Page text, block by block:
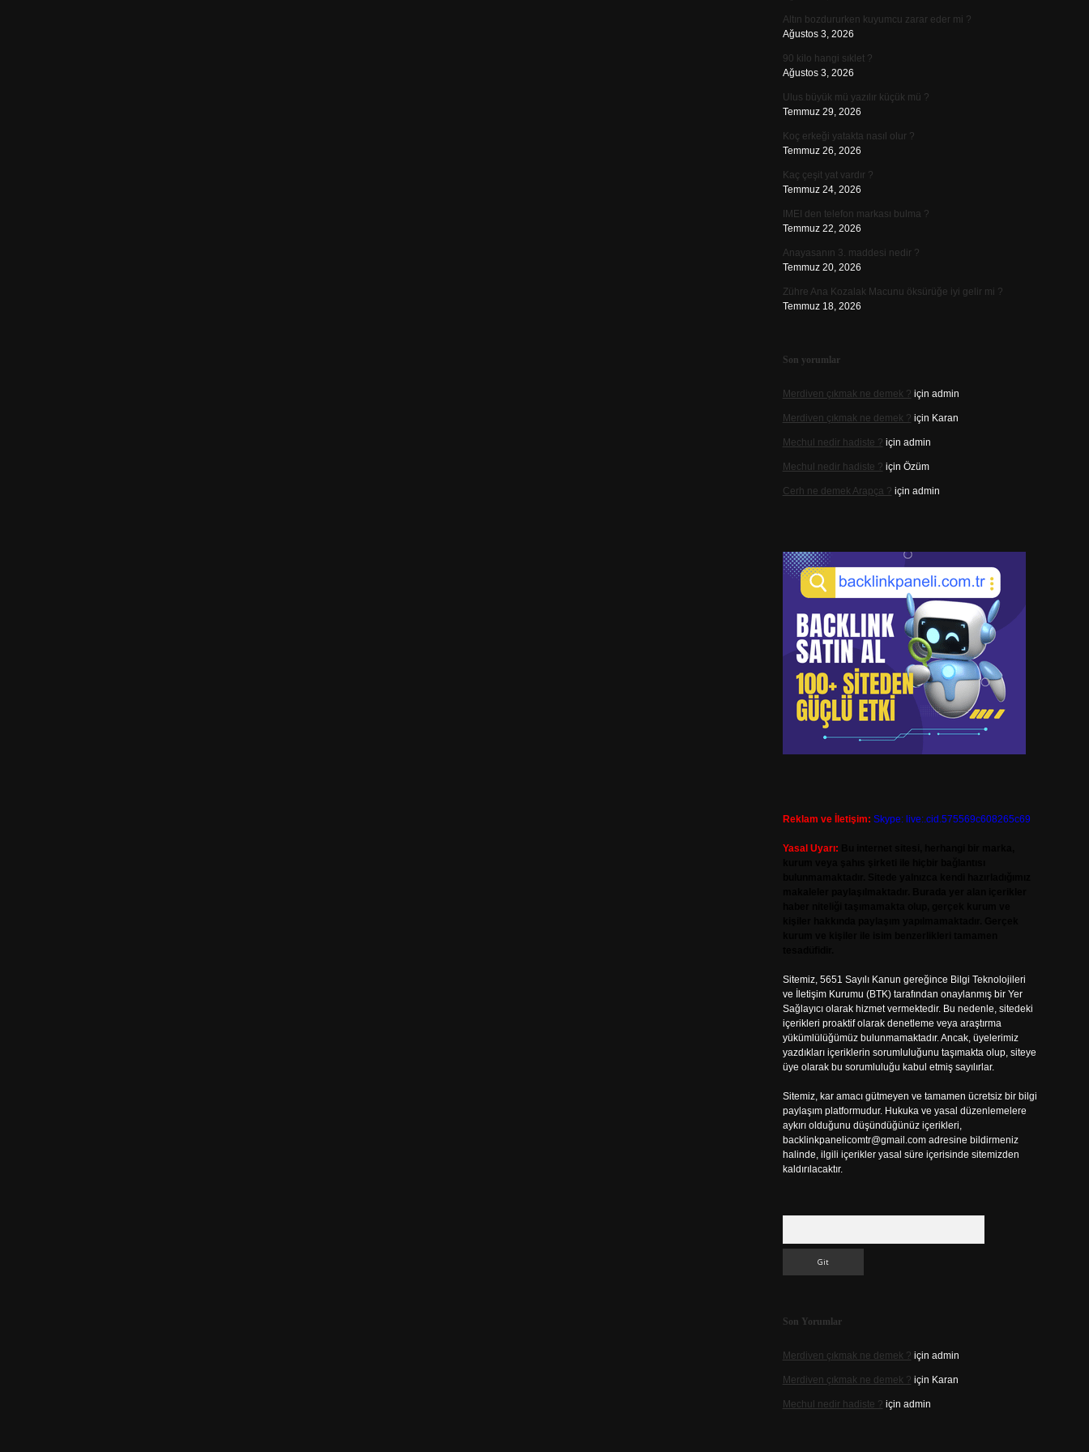
Altın bozdururken kuyumcu zarar eder mi ?
Ağustos 3, 2026
90 kilo hangi sıklet ?
Ağustos 3, 2026
Ulus büyük mü yazılır küçük mü ?
Temmuz 29, 2026
Koç erkeği yatakta nasıl olur ?
Temmuz 26, 2026
Kaç çeşit yat vardır ?
Temmuz 24, 2026
IMEI den telefon markası bulma ?
Temmuz 22, 2026
Anayasanın 3. maddesi nedir ?
Temmuz 20, 2026
Zühre Ana Kozalak Macunu öksürüğe iyi gelir mi ?
Temmuz 18, 2026
Son yorumlar
Merdiven çıkmak ne demek ? için admin
Merdiven çıkmak ne demek ? için Karan
Mechul nedir hadiste ? için admin
Mechul nedir hadiste ? için Özüm
Cerh ne demek Arapça ? için admin
Reklam ve İletişim: Skype: live:.cid.575569c608265c69
Yasal Uyarı:
Sitemiz, 5651 Sayılı Kanun gereğince Bilgi Teknolojileri
ve İletişim Kurumu (BTK) tarafından onaylanmış bir Yer
Sağlayıcı olarak hizmet vermektedir. Bu nedenle, sitedeki
içerikleri proaktif olarak denetleme veya araştırma
yükümlülüğümüz bulunmamaktadır. Ancak, üyelerimiz
yazdıkları içeriklerin sorumluluğunu taşımakta olup, siteye
üye olarak bu sorumluluğu kabul etmiş sayılırlar.
Sitemiz, kar amacı gütmeyen ve tamamen ücretsiz bir bilgi
paylaşım platformudur. Hukuka ve yasal düzenlemelere
aykırı olduğunu düşündüğünüz içerikleri,
backlinkpanelicomtr@gmail.comadresine bildirmeniz
halinde, ilgili içerikler yasal süre içerisinde sitemizden
kaldırılacaktır.
Son Yorumlar
Merdiven çıkmak ne demek ? için admin
Merdiven çıkmak ne demek ? için Karan
Mechul nedir hadiste ? için admin